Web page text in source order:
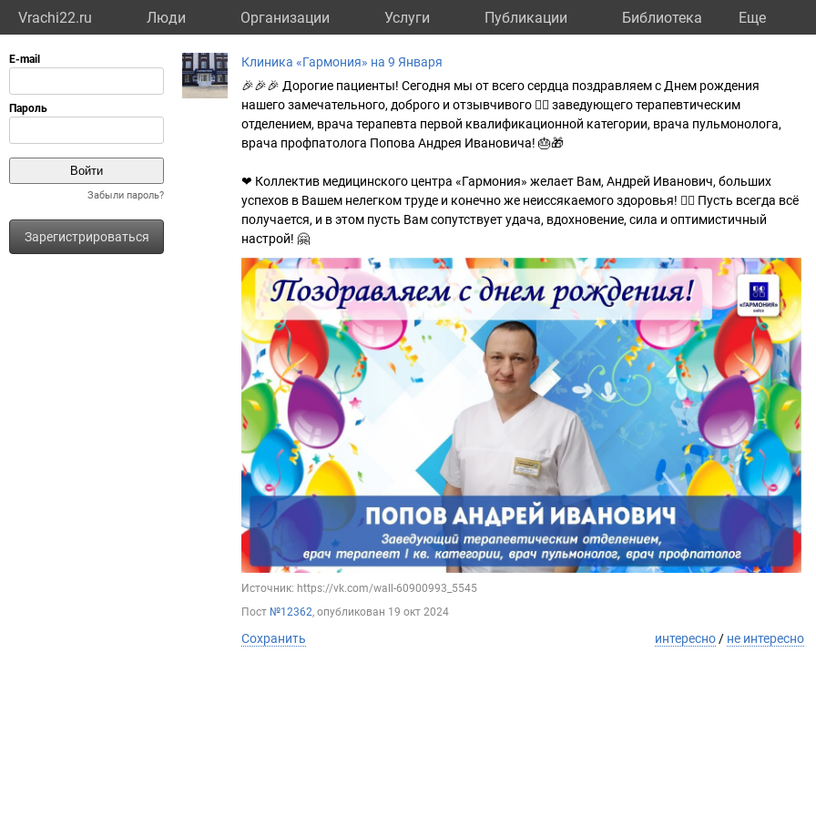
Vrachi22.ru Люди Организации Услуги Публикации Библиотека Eще
Забыли пароль?
Зарегистрироваться
Клиника «Гармония» на 9 Января
🎉🎉🎉 Дорогие пациенты! Сегодня мы от всего сердца поздравляем с Днем рождения
нашего замечательного, доброго и отзывчивого 👨‍⚕ заведующего терапевтическим
отделением, врача терапевта первой квалификационной категории, врача пульмонолога,
врача профпатолога Попова Андрея Ивановича! 🎂🎁
❤ Коллектив медицинского центра «Гармония» желает Вам, Андрей Иванович, больших
успехов в Вашем нелегком труде и конечно же неиссякаемого здоровья! 👍🏻 Пусть всегда всё
получается, и в этом пусть Вам сопутствует удача, вдохновение, сила и оптимистичный
настрой! 🤗
Источник: https://vk.com/wall-60900993_5545
Пост №12362, опубликован 19 окт 2024
Сохранить интересно / не интересно